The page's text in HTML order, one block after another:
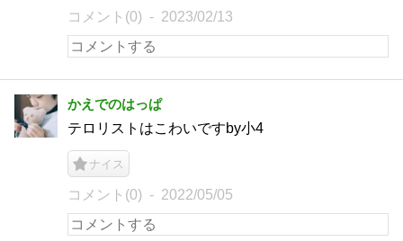
コメント(0) 2023/02/13
かえでのはっぱ
テロリストはこわいですby小4
ナイス
コメント(0) 2022/05/05